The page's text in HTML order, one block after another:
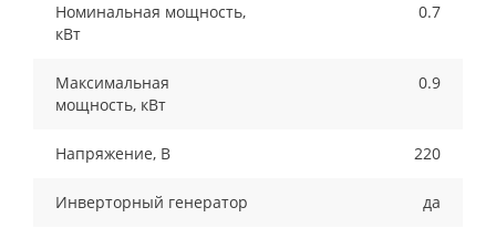
Номинальная мощность,
кВт
0.7
Максимальная
мощность, кВт
0.9
Напряжение, В 220
Инверторный генератор да